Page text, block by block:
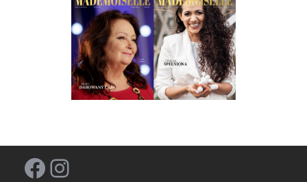
Facebook Instagram